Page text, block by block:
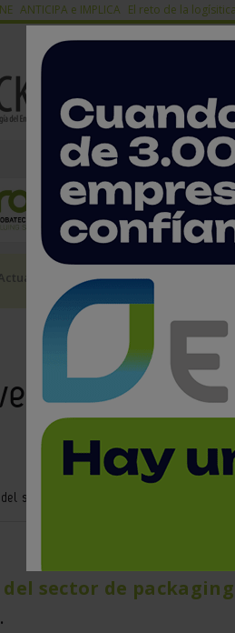
ANTICIPA e IMPLICA El reto de la logísitica
del sector Packnet volverá
a estar
sector
sector de packaging